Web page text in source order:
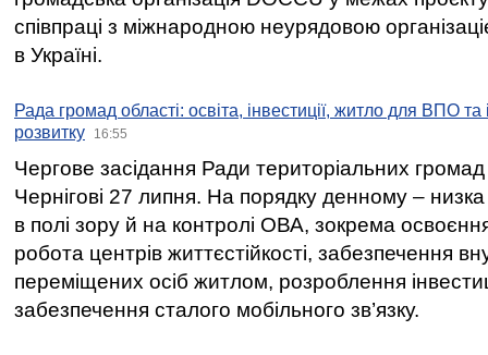
співпраці з міжнародною неурядовою
в Україні.
Рада громад області: освіта, інвестиції, житло для ВПО
розвитку
16:55
Чергове засідання Ради територіальних громад
Чернігові 27 липня. На порядку денному –
в полі зору й на контролі ОВА, зокрема освоєння
робота центрів життєстійкості, забезпечення
переміщених осіб житлом, розроблення
забезпечення сталого мобільного зв’язку.